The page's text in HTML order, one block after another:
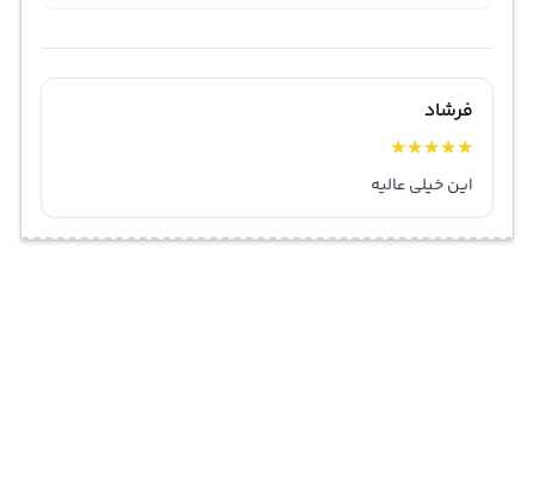
فرشاد
★
★
★
★
★
این خیلی عالیه